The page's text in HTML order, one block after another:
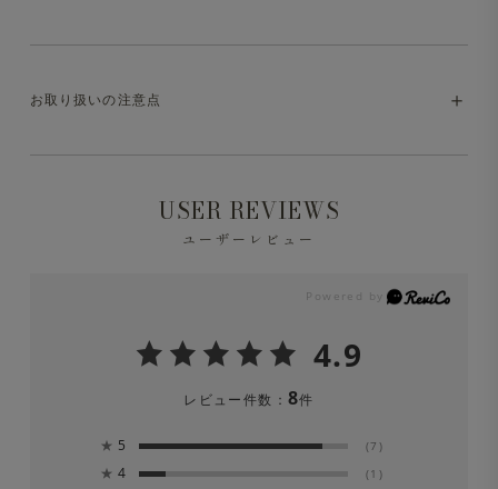
・いずれも同サイズ・別アイテムの着用感です
をご参照ください）
お取り扱いの注意点
い。漂白剤は絶対に使用しないでください。
※長時間濡れたままにしておくと、色が落ちる場合があり
USER REVIEWS
ユーザーレビュー
4.9
レビュー件数： 8件
★ 5 (7)
★ 4 (1)